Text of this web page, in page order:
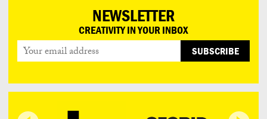
NEWSLETTER
CREATIVITY IN YOUR INBOX